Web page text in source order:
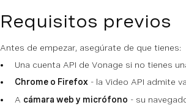
Requisitos previos
Antes de empezar, asegúrate de que tienes:
Una cuenta API de Vonage si no tienes
Chrome o Firefox - la Video API admite
A cámara web y micrófono - su